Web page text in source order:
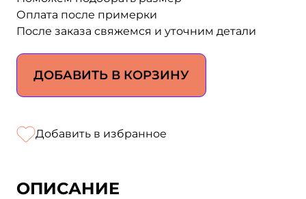
Оплата после примерки
После заказа свяжемся и уточним детали
ДОБАВИТЬ В КОРЗИНУ
Добавить в избранное
ОПИСАНИЕ